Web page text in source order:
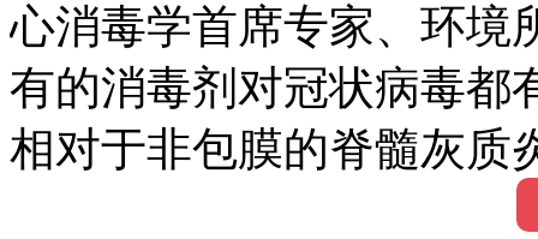
心消毒学首席专家、环境
有的消毒剂对冠状病毒都
相对于非包膜的脊髓灰质
的病毒，被推荐的常用